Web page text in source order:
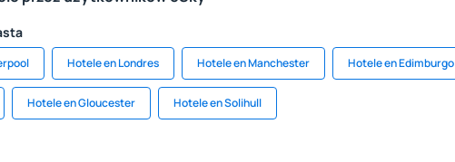
Hotele en Londres Hotele en Manchester Hotele en Edimburgo
Hotele en Gloucester Hotele en Solihull